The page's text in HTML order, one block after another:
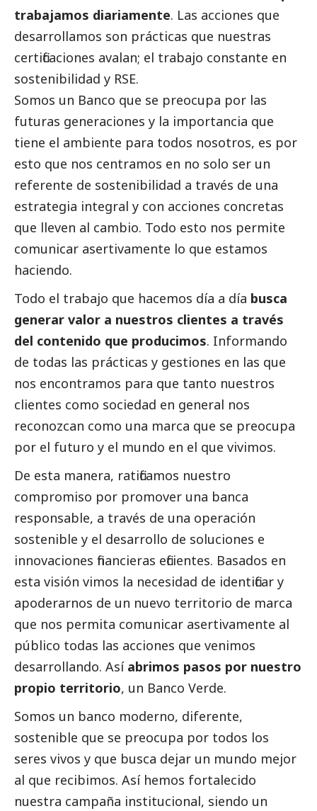
trabajamos diariamente. Las acciones que
desarrollamos son prácticas que nuestras
certificaciones avalan; el trabajo constante en
sostenibilidad y RSE.
Somos un Banco que se preocupa por las
futuras generaciones y la importancia que
tiene el ambiente para todos nosotros, es por
esto que nos centramos en no solo ser un
referente de sostenibilidad a través de una
estrategia integral y con acciones concretas
que lleven al cambio. Todo esto nos permite
comunicar asertivamente lo que estamos
haciendo.
Todo el trabajo que hacemos día a día busca
generar valor a nuestros clientes a través
del contenido que producimos. Informando
de todas las prácticas y gestiones en las que
nos encontramos para que tanto nuestros
clientes como sociedad en general nos
reconozcan como una marca que se preocupa
por el futuro y el mundo en el que vivimos.
De esta manera, ratificamos nuestro
compromiso por promover una banca
responsable, a través de una operación
sostenible y el desarrollo de soluciones e
innovaciones financieras eficientes. Basados en
esta visión vimos la necesidad de identificar y
apoderarnos de un nuevo territorio de marca
que nos permita comunicar asertivamente al
público todas las acciones que venimos
desarrollando. Así abrimos pasos por nuestro
propio territorio, un Banco Verde.
Somos un banco moderno, diferente,
sostenible que se preocupa por todos los
seres vivos y que busca dejar un mundo mejor
al que recibimos. Así hemos fortalecido
nuestra campaña institucional, siendo un